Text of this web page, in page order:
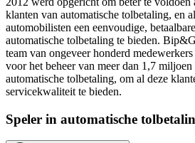
klanten van automatische tolbetaling, en
automobilisten een eenvoudige,
automatische tolbetaling te bieden.
team van ongeveer honderd
voor het beheer van meer dan 1,7 miljoen
automatische tolbetaling, om al deze
servicekwaliteit te bieden.
Speler in automatische